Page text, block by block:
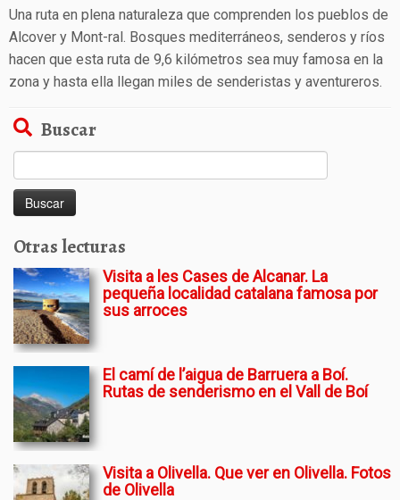
Una ruta en plena naturaleza que comprenden los pueblos de
Alcover y Mont-ral. Bosques mediterráneos, senderos y ríos
hacen que esta ruta de 9,6 kilómetros sea muy famosa en la
zona y hasta ella llegan miles de senderistas y aventureros.
Buscar
Otras lecturas
Visita a les Cases de Alcanar. La
pequeña localidad catalana famosa por
sus arroces
El camí de l’aigua de Barruera a Boí.
Rutas de senderismo en el Vall de Boí
Visita a Olivella. Que ver en Olivella. Fotos
de Olivella